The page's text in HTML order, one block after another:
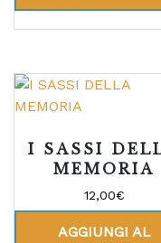
I SASSI
MEMORIA
12,00€
AGGIUNGI AL